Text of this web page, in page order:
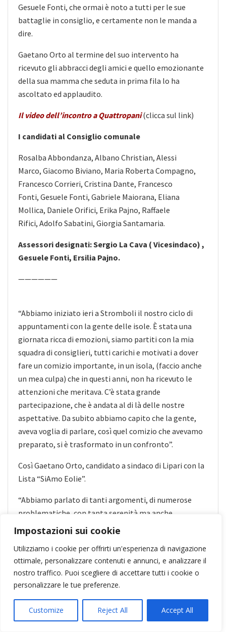
Impostazioni sui cookie
Utilizziamo i cookie per offrirti un'esperienza di navigazione
ottimale, personalizzare contenuti e annunci, e analizzare il
nostro traffico. Puoi scegliere di accettare tutti i cookie o
personalizzare le tue preferenze.
Customize Reject All Accept All
Gesuele Fonti, che ormai è noto a tutti per le sue
battaglie in consiglio, e certamente non le manda a
dire.
Gaetano Orto al termine del suo intervento ha
ricevuto gli abbracci degli amici e quello emozionante
della sua mamma che seduta in prima fila lo ha
ascoltato ed applaudito.
Il video dell’incontro a Quattropani(clicca sul link)
I candidati al Consiglio comunale
Rosalba Abbondanza, Albano Christian, Alessi
Marco, Giacomo Biviano, Maria Roberta Compagno,
Francesco Corrieri, Cristina Dante, Francesco
Fonti, Gesuele Fonti, Gabriele Maiorana, Eliana
Mollica, Daniele Orifici, Erika Pajno, Raffaele
Rifici, Adolfo Sabatini, Giorgia Santamaria.
Assessori designati: Sergio La Cava ( Vicesindaco) ,
Gesuele Fonti, Ersilia Pajno.
——————
“Abbiamo iniziato ieri a Stromboli il nostro ciclo di
appuntamenti con la gente delle isole. È stata una
giornata ricca di emozioni, siamo partiti con la mia
squadra di consiglieri, tutti carichi e motivati a dover
fare un comizio importante, in un isola, (faccio anche
un mea culpa) che in questi anni, non ha ricevuto le
attenzioni che meritava. C’è stata grande
partecipazione, che è andata al di là delle nostre
aspettative. Da subito abbiamo capito che la gente,
aveva voglia di parlare, così quel comizio che avevamo
preparato, si è trasformato in un confronto”.
Così Gaetano Orto, candidato a sindaco di Lipari con la
Lista “SiAmo Eolie”.
“Abbiamo parlato di tanti argomenti, di numerose
problematiche, con tanta serenità ma anche
riscontrando il disappunto di chi da troppo tempo
aspetta risposte. Abbiamo percepito nella gente, la
voglia di interagire, di collaborare, di mettersi a
disposizione. Alla fine con grande soddisfazione di
tutti ci siamo salutati e dati appuntamento. A
Stromboli tornerò da Sindaco perché c’è tanto da fare
e iniziare a lavorare per questa meravigliosa isola.
Abbiamo lasciato ad altri l’onore di metterci solo la